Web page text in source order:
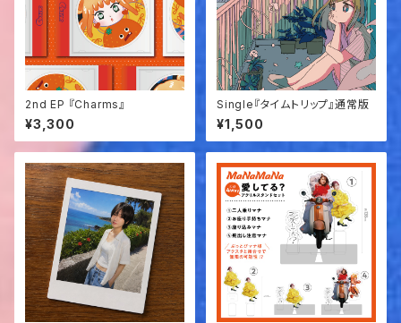
2nd EP 『Charms』
¥3,300
Single『タイムトリップ』通常版
¥1,500